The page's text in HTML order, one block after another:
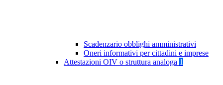
Scadenzario obblighi amministrativi
Oneri informativi per cittadini e imprese
Attestazioni OIV o struttura analoga 1